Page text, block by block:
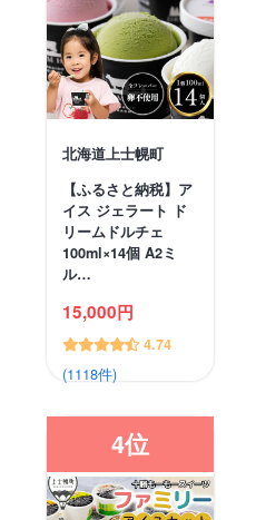
北海道上士幌町
【ふるさと納税】ア
イス ジェラート ド
リームドルチェ
100ml×14個 A2ミ
ル…
15,000円
4.74
(1118件)
4位